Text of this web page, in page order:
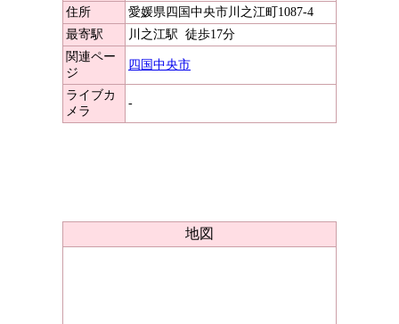
住所
愛媛県四国中央市川之江町1087-4
最寄駅
川之江駅 徒歩17分
関連ペー
ジ
四国中央市
ライブカ
メラ
-
地図